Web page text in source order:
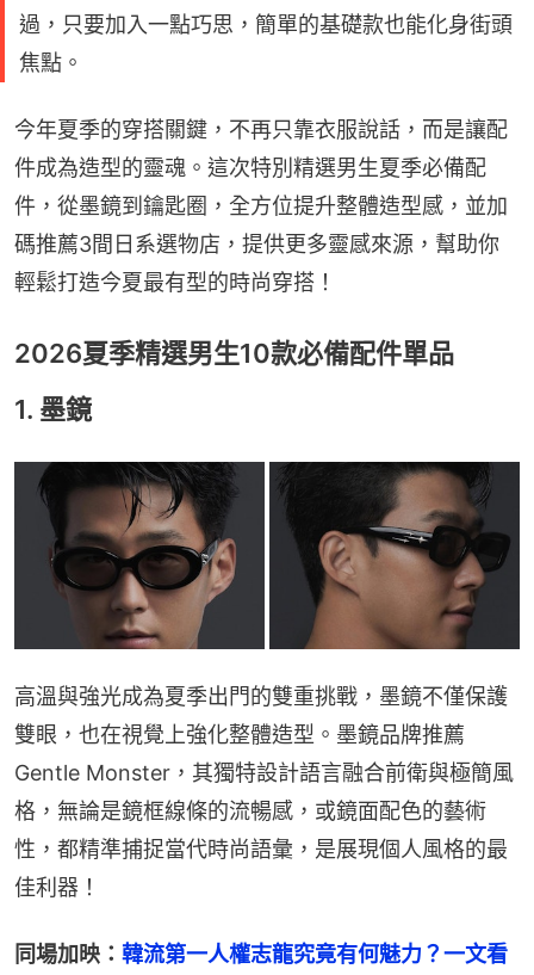
過，只要加入一點巧思，簡單的基礎款也能化身街頭
焦點。
今年夏季的穿搭關鍵，不再只靠衣服說話，而是讓配
件成為造型的靈魂。這次特別精選男生夏季必備配
件，從墨鏡到鑰匙圈，全方位提升整體造型感，並加
碼推薦3間日系選物店，提供更多靈感來源，幫助你
輕鬆打造今夏最有型的時尚穿搭！
2026夏季精選男生10款必備配件單品
1. 墨鏡
高溫與強光成為夏季出門的雙重挑戰，墨鏡不僅保護
雙眼，也在視覺上強化整體造型。墨鏡品牌推薦
Gentle Monster，其獨特設計語言融合前衛與極簡風
格，無論是鏡框線條的流暢感，或鏡面配色的藝術
性，都精準捕捉當代時尚語彙，是展現個人風格的最
佳利器！
同場加映： 韓流第一人權志龍究竟有何魅力？一文看